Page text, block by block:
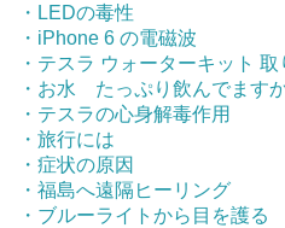
・LEDの毒性
・iPhone 6 の電磁波
・テスラ ウォーターキット
・お水 たっぷり飲んでます
・テスラの心身解毒作用
・旅行には
・症状の原因
・福島へ遠隔ヒーリング
・ブルーライトから目を護る